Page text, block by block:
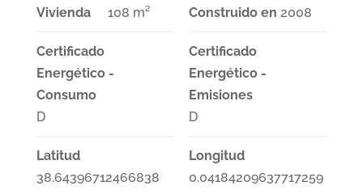
Vivienda 108 m² Construido en 2008
Certificado
Energético -
Consumo
D
Certificado
Energético -
Emisiones
D
Latitud
38.64396712466838
Longitud
0.04184209637717259